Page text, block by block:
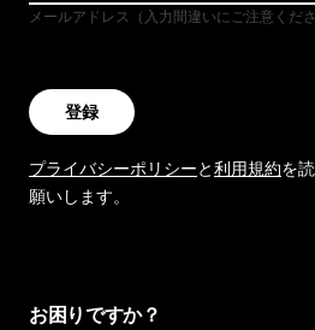
メールアドレス（入力間違いにご注意くださ
登録
プライバシーポリシーと利用規約を
願いします。
お困りですか？